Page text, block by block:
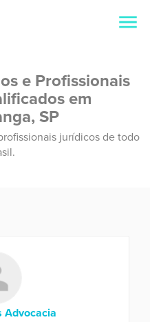
e Profissionais
em
SP
jurídicos de todo
Advocacia